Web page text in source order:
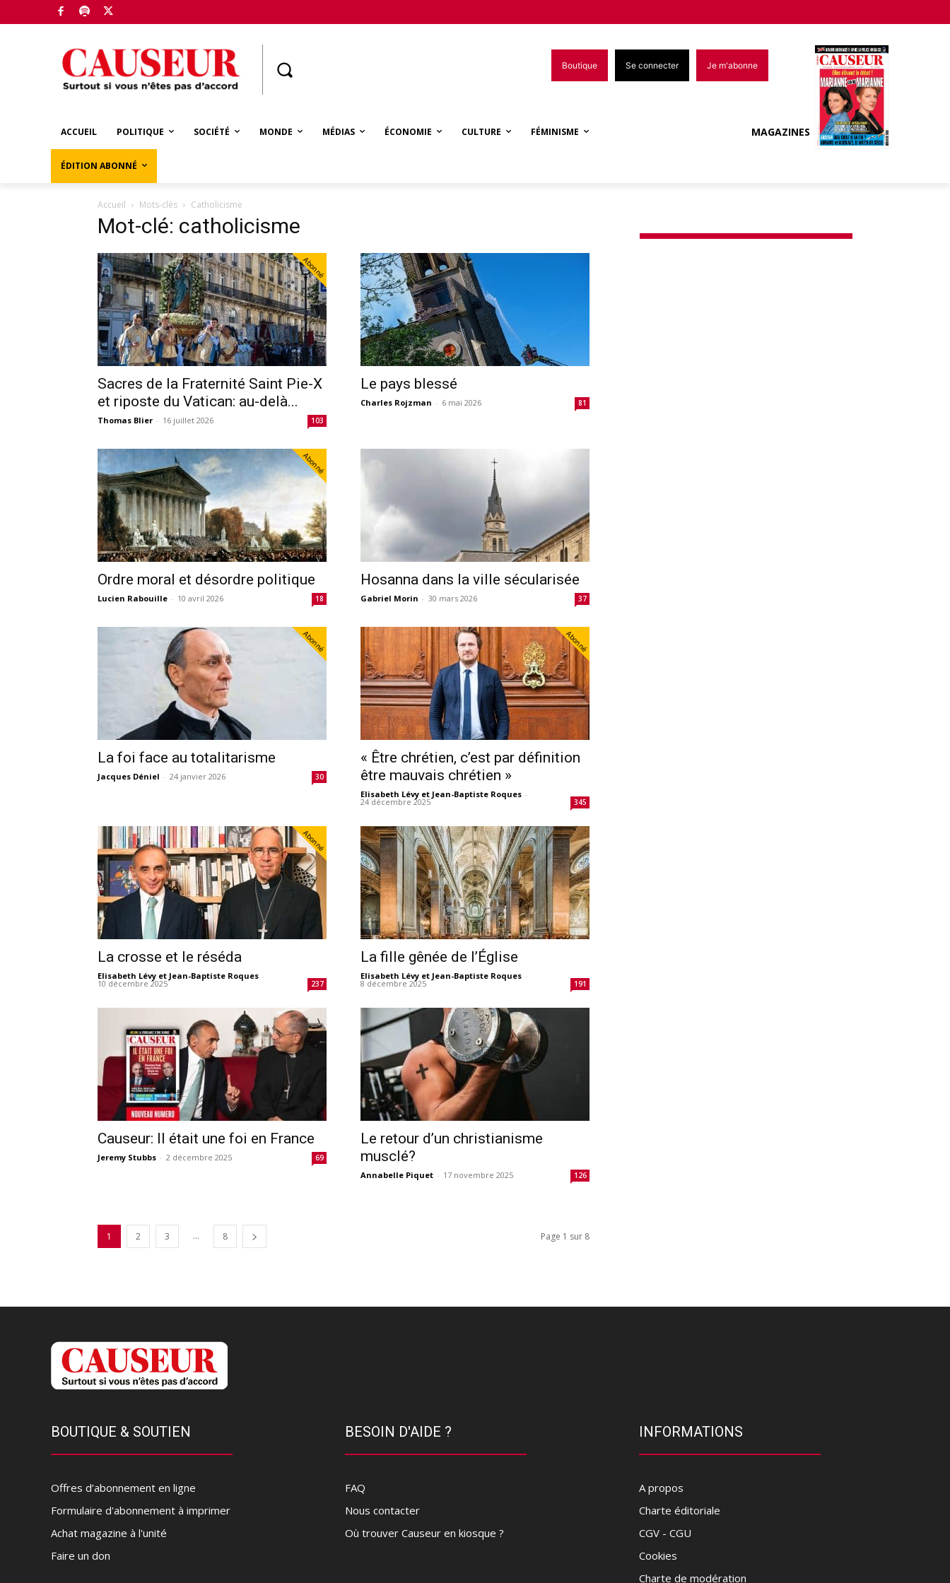
Boutique Se connecter Je m'abonne
ACCUEIL POLITIQUE SOCIÉTÉ MONDE MÉDIAS ÉCONOMIE CULTURE FÉMINISME
ÉDITION ABONNÉ
MAGAZINES
Accueil Mots-clés Catholicisme
Mot-clé: catholicisme
Abonné
Sacres de la Fraternité Saint Pie-X
et riposte du Vatican: au-delà...
Thomas Blier - 16 juillet 2026 103
Le pays blessé
Charles Rojzman - 6 mai 2026 81
Abonné
Ordre moral et désordre politique
Lucien Rabouille - 10 avril 2026 18
Hosanna dans la ville sécularisée
Gabriel Morin - 30 mars 2026 37
Abonné
La foi face au totalitarisme
Jacques Déniel - 24 janvier 2026 30
Abonné
« Être chrétien, c’est par définition
être mauvais chrétien »
Elisabeth Lévy et Jean-Baptiste Roques -
24 décembre 2025 345
Abonné
La crosse et le réséda
Elisabeth Lévy et Jean-Baptiste Roques -
10 décembre 2025 237
La fille gênée de l’Église
Elisabeth Lévy et Jean-Baptiste Roques -
8 décembre 2025 191
Causeur: Il était une foi en France
Jeremy Stubbs - 2 décembre 2025 69
Le retour d’un christianisme
musclé?
Annabelle Piquet - 17 novembre 2025 126
1 2 3 ... 8 Page 1 sur 8
BOUTIQUE & SOUTIEN
Offres d’abonnement en ligne
Formulaire d'abonnement à imprimer
Achat magazine à l'unité
Faire un don
BESOIN D'AIDE ?
FAQ
Nous contacter
Où trouver Causeur en kiosque ?
INFORMATIONS
A propos
Charte éditoriale
CGV - CGU
Cookies
Charte de modération